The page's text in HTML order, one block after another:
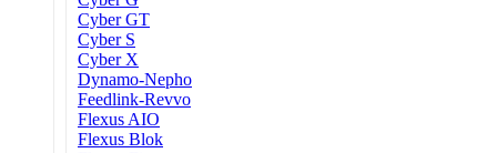
Cyber GT
Cyber S
Cyber X
Dynamo-Nepho
Feedlink-Revvo
Flexus AIO
Flexus Blok